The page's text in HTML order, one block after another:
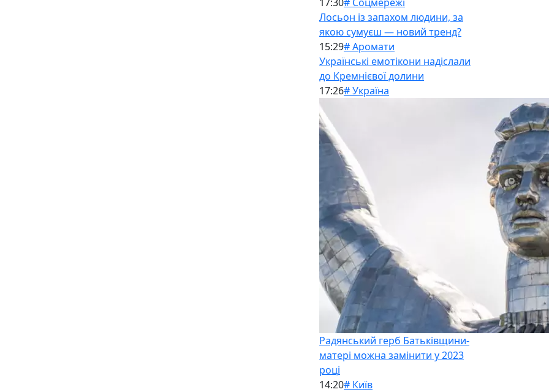
Лосьон із запахом людини, за
якою сумуєш — новий тренд?
15:29# Аромати
Українські емотікони надіслали
до Кремнієвої долини
17:26# Україна
Радянський герб Батьківщини-
матері можна замінити у 2023
році
14:20# Київ